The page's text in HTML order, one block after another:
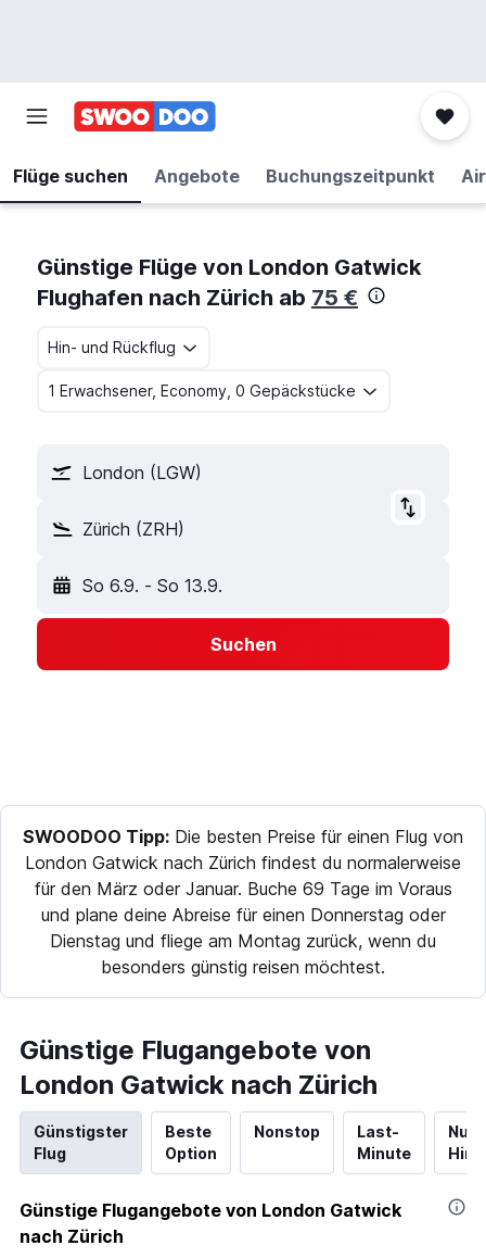
Flüge suchen Angebote Buchungszeitpunkt
Günstige Flüge von London Gatwick
Flughafen nach Zürich ab 75 €
Hin- und Rückflug
1 Erwachsener, Economy, 0 Gepäckstücke
London (LGW)
Zürich (ZRH)
So 6.9. - So 13.9.
Suchen
SWOODOO Tipp: Die besten Preise für einen Flug von
London Gatwick nach Zürich findest du normalerweise
für den März oder Januar. Buche 69 Tage im Voraus
und plane deine Abreise für einen Donnerstag oder
Dienstag und fliege am Montag zurück, wenn du
besonders günstig reisen möchtest.
Günstige Flugangebote von
London Gatwick nach Zürich
Günstigster
Flug
Beste
Option
Nonstop
Last-
Minute
Nur
Günstige Flugangebote von London Gatwick
nach Zürich